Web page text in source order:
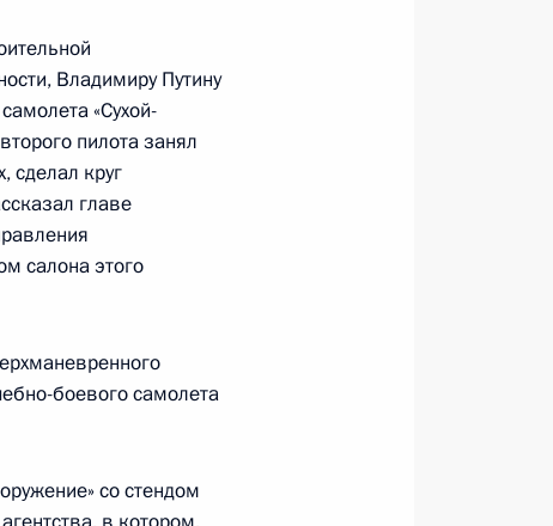
Владимиру Путину
«Сухой-
пилота занял
сделал круг
главе
салона этого
боевого самолета
со стендом